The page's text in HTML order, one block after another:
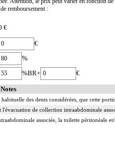
remboursement :
€
€
%
%BR+ €
Notes
des dents considérées, que cette
de collection intraabdominale
associée, la toilette péritonéale et/